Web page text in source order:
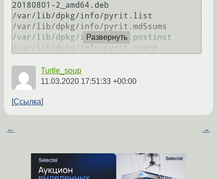
20180801-2_amd64.deb
/var/lib/dpkg/info/pyrit.list
/var/lib/dpkg/info/pyrit.md5sums
/var/lib/dpkg/info/pyrit.postinst
Развернуть
Turtle_soup
11.03.2020 17:51:33 +00:00
Ссылка
← →